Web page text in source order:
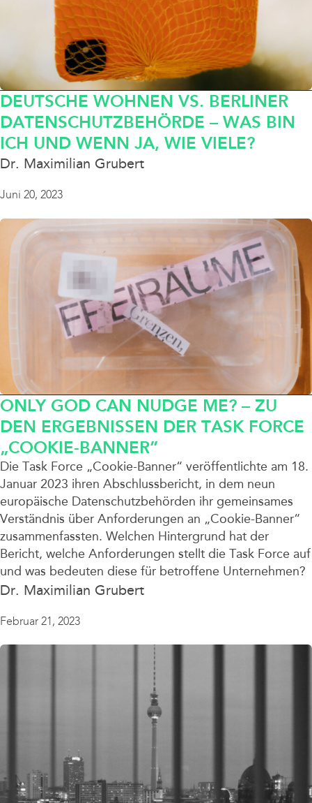
DEUTSCHE WOHNEN VS. BERLINER
DATENSCHUTZBEHÖRDE – WAS BIN
ICH UND WENN JA, WIE VIELE?
Dr. Maximilian Grubert
Juni 20, 2023
ONLY GOD CAN NUDGE ME? – ZU
DEN ERGEBNISSEN DER TASK FORCE
„COOKIE-BANNER”
Die Task Force „Cookie-Banner“ veröffentlichte am 18.
Januar 2023 ihren Abschlussbericht, in dem neun
europäische Datenschutzbehörden ihr gemeinsames
Verständnis über Anforderungen an „Cookie-Banner“
zusammenfassten. Welchen Hintergrund hat der
Bericht, welche Anforderungen stellt die Task Force auf
und was bedeuten diese für betroffene Unternehmen?
Dr. Maximilian Grubert
Februar 21, 2023